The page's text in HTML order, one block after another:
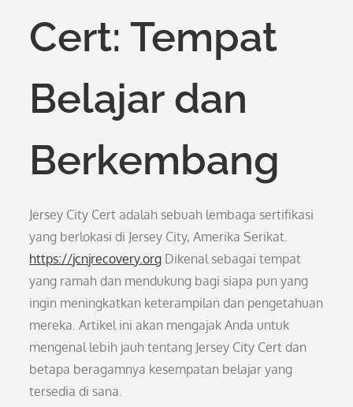
Cert: Tempat
Belajar dan
Berkembang
Jersey City Cert adalah sebuah lembaga sertifikasi
yang berlokasi di Jersey City, Amerika Serikat.
https://jcnjrecovery.org Dikenal sebagai tempat
yang ramah dan mendukung bagi siapa pun yang
ingin meningkatkan keterampilan dan pengetahuan
mereka. Artikel ini akan mengajak Anda untuk
mengenal lebih jauh tentang Jersey City Cert dan
betapa beragamnya kesempatan belajar yang
tersedia di sana.